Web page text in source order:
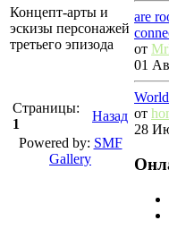
Концепт-арты и
эскизы персонажей
третьего эпизода
Страницы:
1
Назад
Powered by: SMF
Gallery
are
от
01
от
28